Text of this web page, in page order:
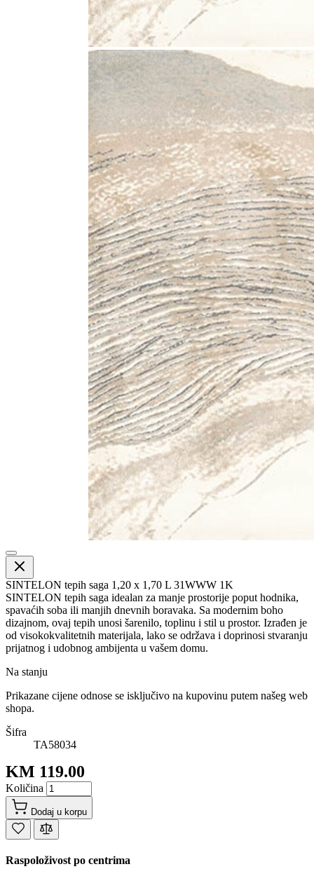
SINTELON tepih saga 1,20 x 1,70 L 31WWW 1K
SINTELON tepih saga idealan za manje prostorije poput hodnika,
spavaćih soba ili manjih dnevnih boravaka. Sa modernim boho
dizajnom, ovaj tepih unosi šarenilo, toplinu i stil u prostor. Izrađen je
od visokokvalitetnih materijala, lako se održava i doprinosi stvaranju
prijatnog i udobnog ambijenta u vašem domu.
Na stanju
Prikazane cijene odnose se isključivo na kupovinu putem našeg web
shopa.
Šifra
TA58034
KM 119.00
Količina
Dodaj u korpu
Raspoloživost po centrima